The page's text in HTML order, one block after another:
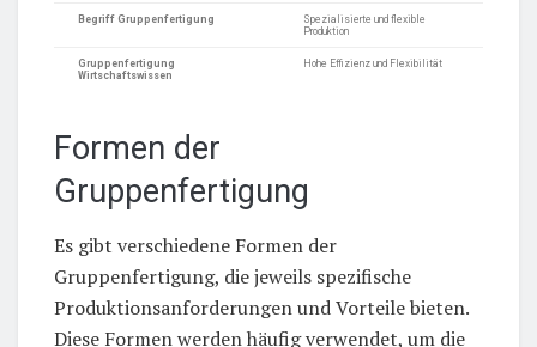
Begriff Gruppenfertigung
Spezialisierte und flexible
Produktion
Gruppenfertigung
Wirtschaftswissen
Hohe Effizienz und Flexibilität
Formen der
Gruppenfertigung
Es gibt verschiedene Formen der
Gruppenfertigung, die jeweils spezifische
Produktionsanforderungen und Vorteile bieten.
Diese Formen werden häufig verwendet, um die